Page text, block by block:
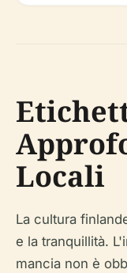
Locali
La cultura
e la tranquillità.
mancia non è